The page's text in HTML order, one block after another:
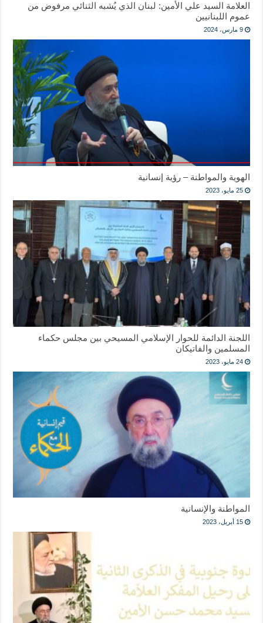
العلامة السيد علي الأمين: لبنان الذي يُشبه الثنائي مرفوض من
عموم اللبنانيين
9 مارس، 2024
الهوية والمواطنة – رؤية إنسانية
25 مايو، 2023
اللجنة الدائمة للحوار الإسلامي المسيحي بين مجلس حكماء
المسلمين والفاتيكان
24 مايو، 2023
المواطنة والإنسانية
15 أبريل، 2023